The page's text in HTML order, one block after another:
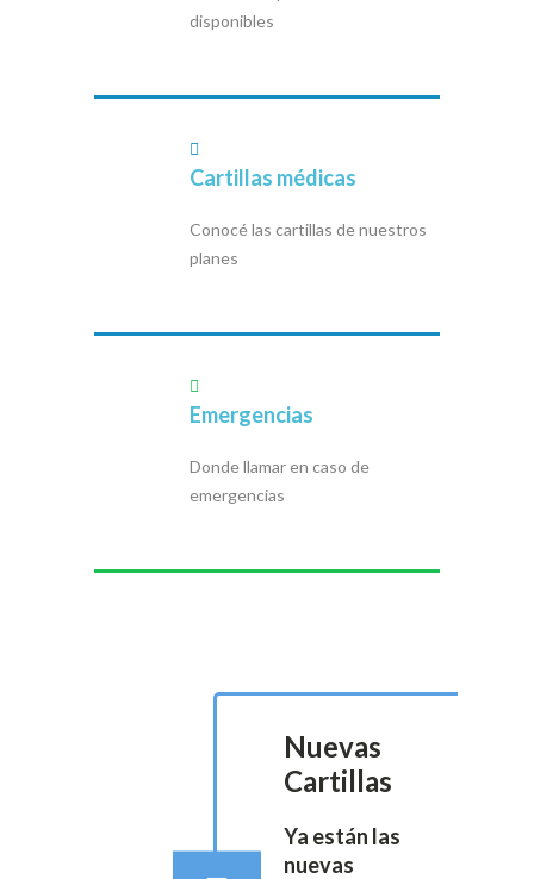
disponibles
Cartillas médicas
Conocé las cartillas de nuestros
planes
Emergencias
Donde llamar en caso de
emergencias
Nuevas
Cartillas
Ya están las
nuevas